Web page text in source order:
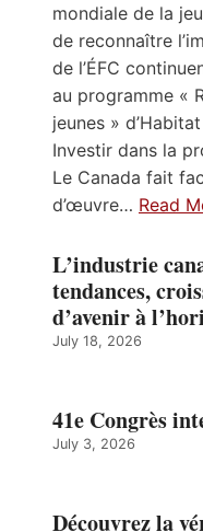
mondiale de la
de reconnaître
de l’ÉFC
au programme «
jeunes »
Investir dans la
Le Canada fait
d’œuvre… Read
L’industrie
tendances,
d’avenir à
July 18, 2026
41e Congrès
July 3, 2026
Découvrez la